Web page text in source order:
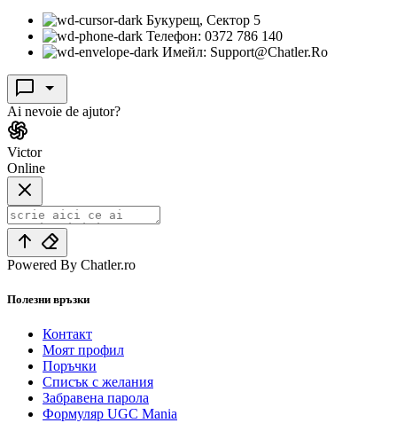
Букурещ, Сектор 5
Телефон: 0372 786 140
Имейл: Support@Chatler.Ro
Ai nevoie de ajutor?
Victor
Online
Powered By Chatler.ro
Полезни връзки
Контакт
Моят профил
Поръчки
Списък с желания
Забравена парола
Формуляр UGC Mania